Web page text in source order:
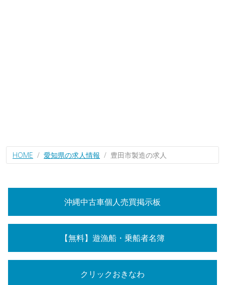
HOME 愛知県の求人情報 豊田市製造の求人
沖縄中古車個人売買掲示板
【無料】遊漁船・乗船者名簿
クリックおきなわ